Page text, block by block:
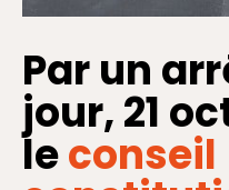
Par un
jour, 21
leconseil